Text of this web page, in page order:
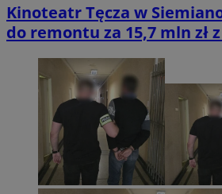
Kinoteatr Tęcza w
do remontu za 15,7 mln zł z